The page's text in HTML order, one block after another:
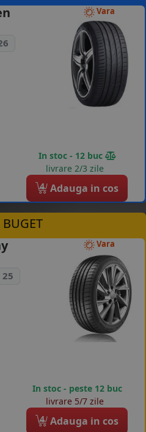
Vara
In stoc - 12 buc
livrare 2/3 zile
4 Adauga in cos
Vara
25
In stoc - peste 12 buc
livrare 5/7 zile
4 Adauga in cos